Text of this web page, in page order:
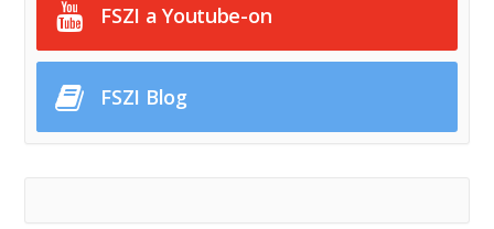
FSZI a Youtube-on
FSZI Blog